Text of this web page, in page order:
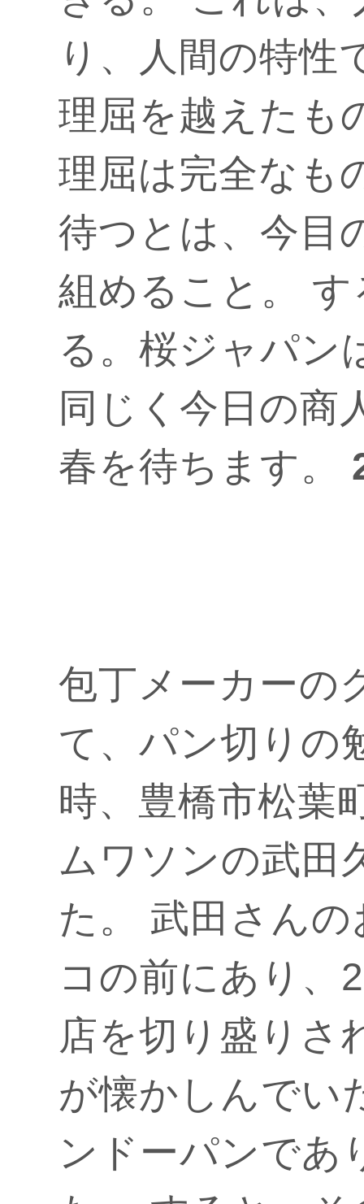
り、人間の特性
理屈を越えたも
理屈は完全なも
待つとは、今目
組めること。
る。桜ジャパン
同じく今日の商
春を待ちます。
包丁メーカーの
て、パン切りの
時、豊橋市松葉
ムワソンの武田
た。 武田さん
コの前にあり、
店を切り盛りさ
が懐かしんでい
ンドーパンであ